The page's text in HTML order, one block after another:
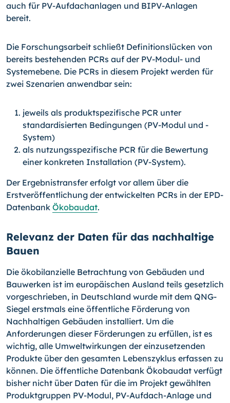
auch für PV-Aufdachanlagen und BIPV-Anlagen
bereit.
Die Forschungsarbeit schließt Definitionslücken von
bereits bestehenden PCRs auf der PV-Modul- und
Systemebene. Die PCRs in diesem Projekt werden für
zwei Szenarien anwendbar sein:
jeweils als produktspezifische PCR unter
standardisierten Bedingungen (PV-Modul und -
System)
als nutzungsspezifische PCR für die Bewertung
einer konkreten Installation (PV-System).
Der Ergebnistransfer erfolgt vor allem über die
Erstveröffentlichung der entwickelten PCRs in der EPD-
Datenbank Ökobaudat.
Relevanz der Daten für das nachhaltige
Bauen
Die ökobilanzielle Betrachtung von Gebäuden und
Bauwerken ist im europäischen Ausland teils gesetzlich
vorgeschrieben, in Deutschland wurde mit dem QNG-
Siegel erstmals eine öffentliche Förderung von
Nachhaltigen Gebäuden installiert. Um die
Anforderungen dieser Förderungen zu erfüllen, ist es
wichtig, alle Umweltwirkungen der einzusetzenden
Produkte über den gesamten Lebenszyklus erfassen zu
können. Die öffentliche Datenbank Ökobaudat verfügt
bisher nicht über Daten für die im Projekt gewählten
Produktgruppen PV-Modul, PV-Aufdach-Anlage und